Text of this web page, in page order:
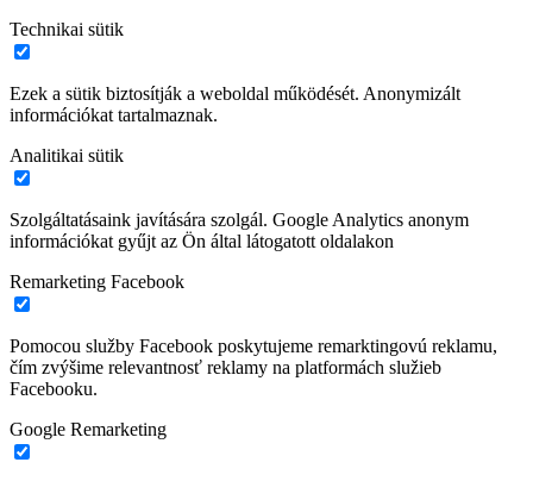
Technikai sütik
Ezek a sütik biztosítják a weboldal működését. Anonymizált
információkat tartalmaznak.
Analitikai sütik
Szolgáltatásaink javítására szolgál. Google Analytics anonym
információkat gyűjt az Ön által látogatott oldalakon
Remarketing Facebook
Pomocou služby Facebook poskytujeme remarktingovú reklamu,
čím zvýšime relevantnosť reklamy na platformách služieb
Facebooku.
Google Remarketing